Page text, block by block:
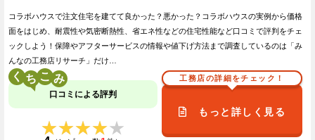
コラボハウスで注文住宅を建てて良かった？悪かった？コラボハウスの実例から価格
面をはじめ、耐震性や気密断熱性、省エネ性などの住宅性能など口コミで評判をチェ
ックしよう！保障やアフターサービスの情報や値下げ方法まで調査しているのは「み
んなの工務店リサーチ」だけ…
く こ
口コミによる評判
★★★★★
★★★★★
工務店の詳細をチェック！
もっと詳しく見る